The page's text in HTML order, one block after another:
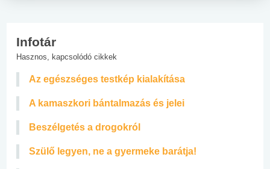
Infotár
Hasznos, kapcsolódó cikkek
Az egészséges testkép kialakítása
A kamaszkori bántalmazás és jelei
Beszélgetés a drogokról
Szülő legyen, ne a gyermeke barátja!